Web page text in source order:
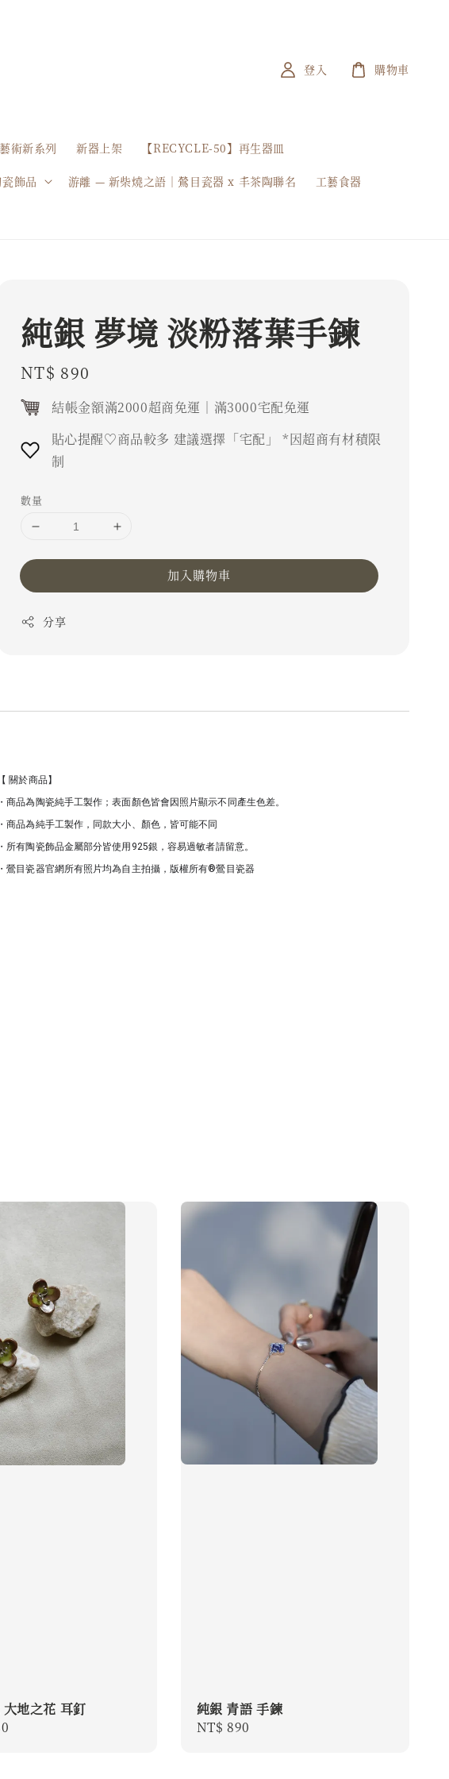
術新系列 新器上架 【RECYCLE-50】再生器皿
飾品 游離 — 新柴燒之語｜鶯目瓷器 x 丰茶陶聯名 工藝食器
登入 購物車
純銀 夢境 淡粉落葉手鍊
Regular
price
NT$ 890
結帳金額滿2000超商免運｜滿3000宅配免運
貼心提醒♡商品較多 建議選擇「宅配」 *因超商有材積限
制
數量
加入購物車
分享
【 關於商品】
・商品為陶瓷純手工製作；表面顏色皆會因照片顯示不同產生色差。
・商品為純手工製作，同款大小、顏色，皆可能不同
・所有陶瓷飾品金屬部分皆使用925銀，容易過敏者請留意。
・鶯目瓷器官網所有照片均為自主拍攝，版權所有®鶯目瓷器
地之花 耳釘
純銀 青語 手鍊
Regular
NT$ 890